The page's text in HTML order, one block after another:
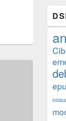
inicios